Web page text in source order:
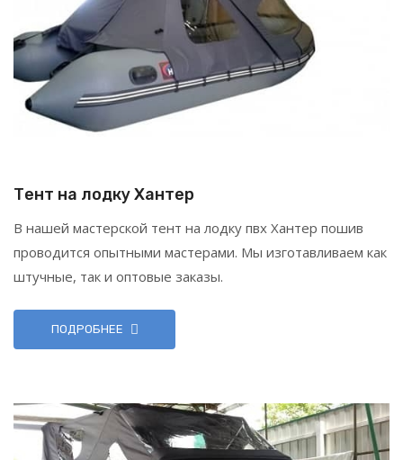
Тент на лодку Хантер
В нашей мастерской тент на лодку пвх Хантер пошив
проводится опытными мастерами. Мы изготавливаем как
штучные, так и оптовые заказы.
ПОДРОБНЕЕ